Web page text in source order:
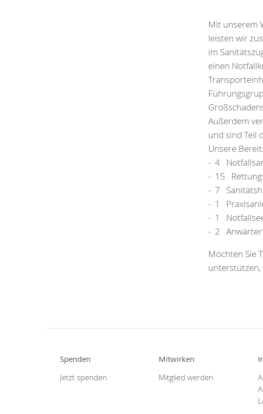
Mit unserem
leisten wir
im
einen
Außerdem
und sind Teil
Unsere
- 4
- 15
- 7
- 1
- 1
- 2
Möchten Sie
unterstützen,
Spenden
Jetzt spenden
Mitwirken
Mitglied werden